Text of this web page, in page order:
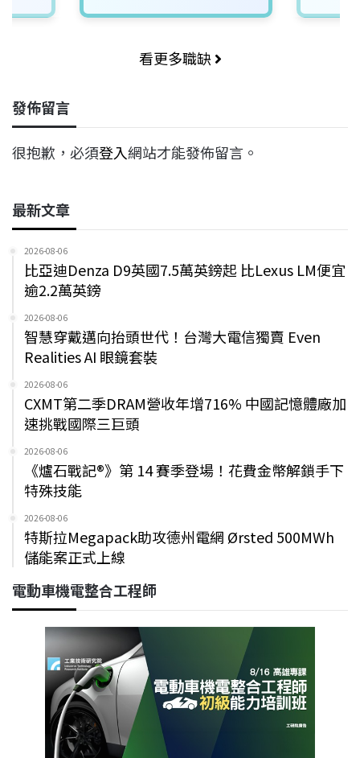
看更多職缺
發佈留言
很抱歉，必須登入網站才能發佈留言。
最新文章
2026-08-06
比亞迪Denza D9英國7.5萬英鎊起 比Lexus LM便宜
逾2.2萬英鎊
2026-08-06
智慧穿戴邁向抬頭世代！台灣大電信獨賣 Even
Realities AI 眼鏡套裝
2026-08-06
CXMT第二季DRAM營收年增716% 中國記憶體廠加
速挑戰國際三巨頭
2026-08-06
《爐石戰記®》第 14 賽季登場！花費金幣解鎖手下
特殊技能
2026-08-06
特斯拉Megapack助攻德州電網 Ørsted 500MWh
儲能案正式上線
電動車機電整合工程師